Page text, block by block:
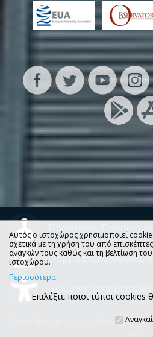
Προστασία
Φόρμα Επικοινωνίας
Ιόνιο Πανεπιστήμιο, Ιωάννου
Αυτός ο ιστοχώρος χρησιμοποιεί
σχετικά με τη χρήση του από
αναγκών τους καθώς και τη βελτίωση
ιστοχώρου.
Περισσότερα
Επιλέξτε ποιοι τύποι